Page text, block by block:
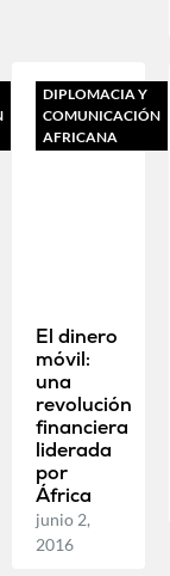
DIPLOMACIA Y
COMUNICACIÓN
AFRICANA
El dinero
móvil:
una
revolución
financiera
liderada
por
África
junio 2,
2016